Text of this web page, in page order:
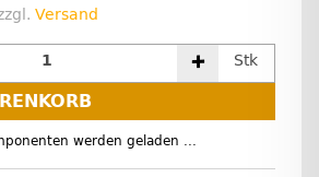
Versand
Stk
werden geladen ...